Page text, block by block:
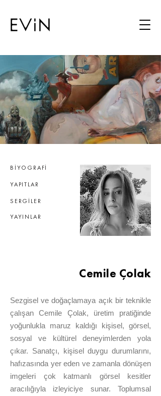
BİYOGRAFİ
YAPITLAR
SERGİLER
YAYINLAR
Cemile Çolak
Sezgisel ve doğaçlamaya açık bir teknikle
çalışan Cemile Çolak, üretim pratiğinde
yoğunlukla maruz kaldığı kişisel, görsel,
sosyal ve kültürel deneyimlerden yola
çıkar. Sanatçı, kişisel duygu durumlarını,
hafızasında yer eden ve zamanla dönüşen
imgeleri çok katmanlı görsel kesitler
aracılığıyla izleyiciye sunar. Toplumsal